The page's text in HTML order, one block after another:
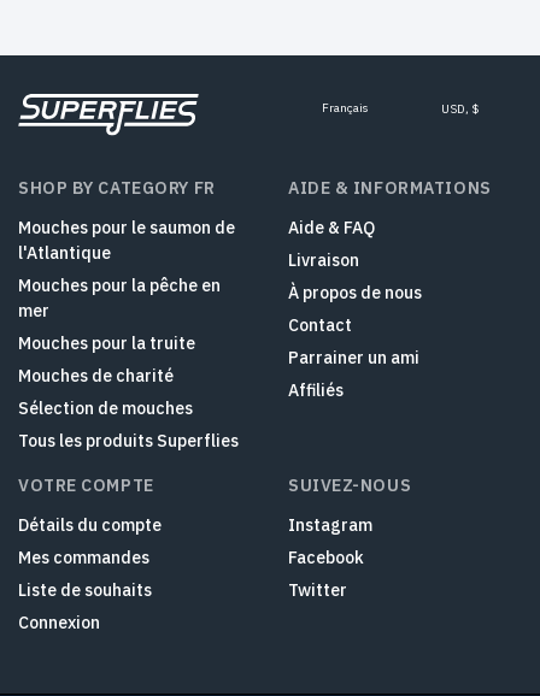
Français USD, $
SHOP BY CATEGORY FR
Mouches pour le saumon de
l'Atlantique
Mouches pour la pêche en
mer
Mouches pour la truite
Mouches de charité
Sélection de mouches
Tous les produits Superflies
AIDE & INFORMATIONS
Aide & FAQ
Livraison
À propos de nous
Contact
Parrainer un ami
Affiliés
VOTRE COMPTE
Détails du compte
Mes commandes
Liste de souhaits
Connexion
SUIVEZ-NOUS
Instagram
Facebook
Twitter